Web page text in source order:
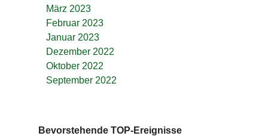
März 2023
Februar 2023
Januar 2023
Dezember 2022
Oktober 2022
September 2022
Bevorstehende TOP-Ereignisse